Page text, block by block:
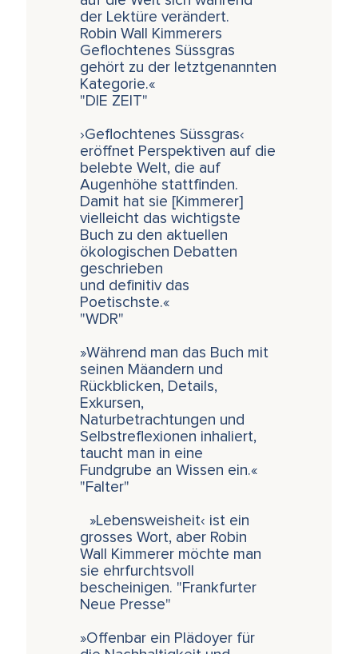
der Lektüre verändert.
Robin Wall Kimmerers
Geflochtenes Süssgras
gehört zu der letztgenannten
Kategorie.«
"DIE ZEIT"
›Geflochtenes Süssgras‹
eröffnet Perspektiven auf die
belebte Welt, die auf
Augenhöhe stattfinden.
Damit hat sie [Kimmerer]
vielleicht das wichtigste
Buch zu den aktuellen
ökologischen Debatten
geschrieben
und definitiv das
Poetischste.«
"WDR"
»Während man das Buch mit
seinen Mäandern und
Rückblicken, Details,
Exkursen,
Naturbetrachtungen und
Selbstreflexionen inhaliert,
taucht man in eine
Fundgrube an Wissen ein.«
"Falter"
»Lebensweisheit‹ ist ein
grosses Wort, aber Robin
Wall Kimmerer möchte man
sie ehrfurchtsvoll
bescheinigen. "Frankfurter
Neue Presse"
»Offenbar ein Plädoyer für